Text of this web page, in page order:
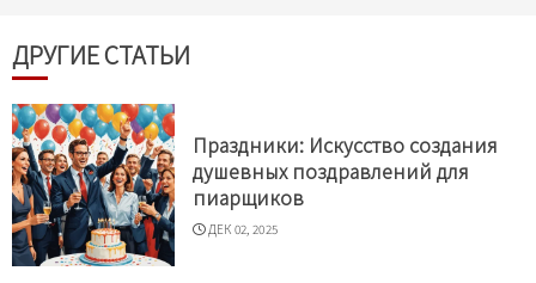
ДРУГИЕ СТАТЬИ
Праздники: Искусство создания
душевных поздравлений для
пиарщиков
ДЕК 02, 2025